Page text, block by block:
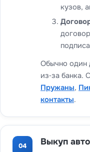
кузов,
Обычно один
из‑за банка.
Пружаны,
контакты.
04 Выкуп